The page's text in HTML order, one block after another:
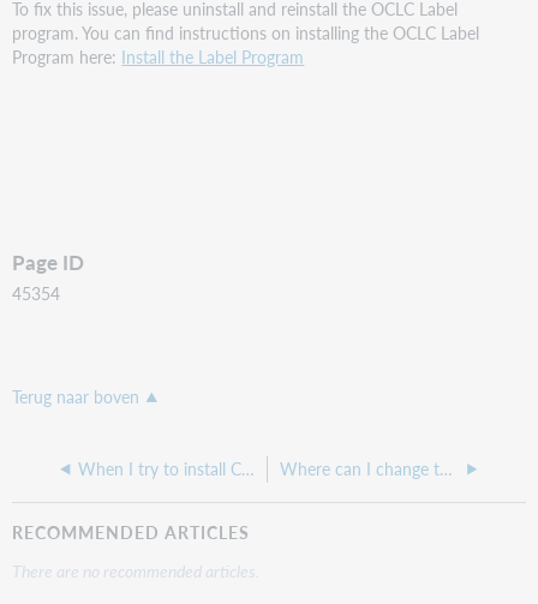
To fix this issue, please uninstall and reinstall the OCLC Label
program. You can find instructions on installing the OCLC Label
Program here: Install the Label Program
Page ID
45354
Terug naar boven
When I try to install Connexion client, I get an install screen for Label program or Aleph Where can I change the Operator name assigned to my Cataloging Authorization number?
RECOMMENDED ARTICLES
There are no recommended articles.